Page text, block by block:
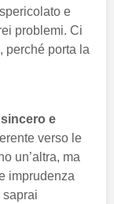
e
problemi. Ci
perché porta la
e
verso le
un’altra, ma
imprudenza
saprai